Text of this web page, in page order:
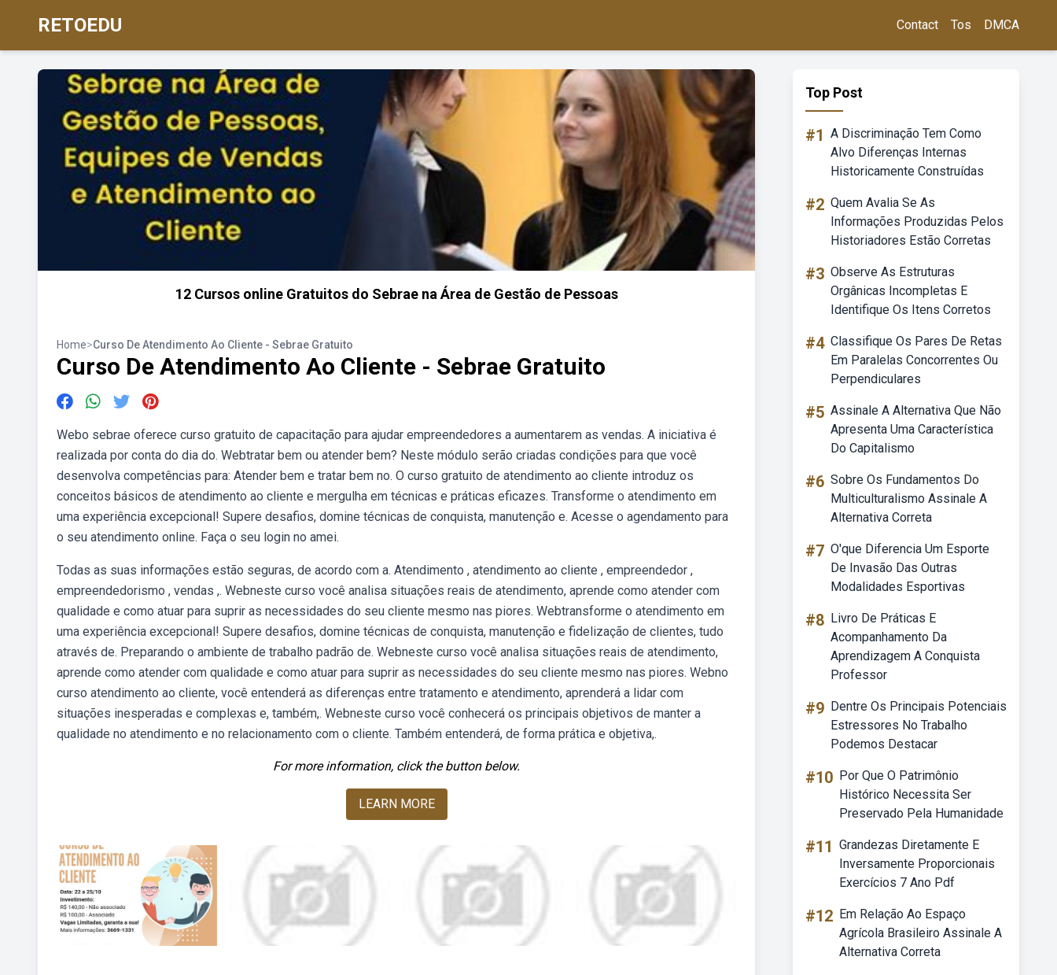
RETOEDU Contact Tos DMCA
12 Cursos online Gratuitos do Sebrae na Área de Gestão de Pessoas
Home>Curso De Atendimento Ao Cliente - Sebrae Gratuito
Curso De Atendimento Ao Cliente - Sebrae Gratuito
Webo sebrae oferece curso gratuito de capacitação para ajudar empreendedores a aumentarem as vendas. A iniciativa é
realizada por conta do dia do. Webtratar bem ou atender bem? Neste módulo serão criadas condições para que você
desenvolva competências para: Atender bem e tratar bem no. O curso gratuito de atendimento ao cliente introduz os
conceitos básicos de atendimento ao cliente e mergulha em técnicas e práticas eficazes. Transforme o atendimento em
uma experiência excepcional! Supere desafios, domine técnicas de conquista, manutenção e. Acesse o agendamento para
o seu atendimento online. Faça o seu login no amei.
Todas as suas informações estão seguras, de acordo com a. Atendimento , atendimento ao cliente , empreendedor ,
empreendedorismo , vendas ,. Webneste curso você analisa situações reais de atendimento, aprende como atender com
qualidade e como atuar para suprir as necessidades do seu cliente mesmo nas piores. Webtransforme o atendimento em
uma experiência excepcional! Supere desafios, domine técnicas de conquista, manutenção e fidelização de clientes, tudo
através de. Preparando o ambiente de trabalho padrão de. Webneste curso você analisa situações reais de atendimento,
aprende como atender com qualidade e como atuar para suprir as necessidades do seu cliente mesmo nas piores. Webno
curso atendimento ao cliente, você entenderá as diferenças entre tratamento e atendimento, aprenderá a lidar com
situações inesperadas e complexas e, também,. Webneste curso você conhecerá os principais objetivos de manter a
qualidade no atendimento e no relacionamento com o cliente. Também entenderá, de forma prática e objetiva,.
For more information, click the button below.
LEARN MORE
Top Post
#1 A Discriminação Tem Como
Alvo Diferenças Internas
Historicamente Construídas
#2 Quem Avalia Se As
Informações Produzidas Pelos
Historiadores Estão Corretas
#3 Observe As Estruturas
Orgânicas Incompletas E
Identifique Os Itens Corretos
#4 Classifique Os Pares De Retas
Em Paralelas Concorrentes Ou
Perpendiculares
#5 Assinale A Alternativa Que Não
Apresenta Uma Característica
Do Capitalismo
#6 Sobre Os Fundamentos Do
Multiculturalismo Assinale A
Alternativa Correta
#7 O'que Diferencia Um Esporte
De Invasão Das Outras
Modalidades Esportivas
#8 Livro De Práticas E
Acompanhamento Da
Aprendizagem A Conquista
Professor
#9 Dentre Os Principais Potenciais
Estressores No Trabalho
Podemos Destacar
#10 Por Que O Patrimônio
Histórico Necessita Ser
Preservado Pela Humanidade
#11 Grandezas Diretamente E
Inversamente Proporcionais
Exercícios 7 Ano Pdf
#12 Em Relação Ao Espaço
Agrícola Brasileiro Assinale A
Alternativa Correta